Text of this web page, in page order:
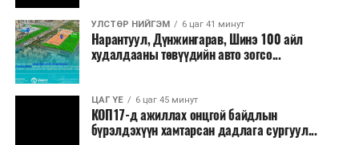
40–50 мянган ажлын байр эрсдэлд орж болзошгүйг
Мароккогийн хөдөлмөр эрхлэлтийн сайд мэдэгджээ.
УЛСТӨР НИЙГЭМ 6 цаг 41 минут
Нарантуул, Дүнжингарав, Шинэ 100 айл
худалдааны төвүүдийн авто зогсо...
ЦАГ ҮЕ 6 цаг 45 минут
КОП17-д ажиллах онцгой байдлын
бүрэлдэхүүн хамтарсан дадлага сургуул...